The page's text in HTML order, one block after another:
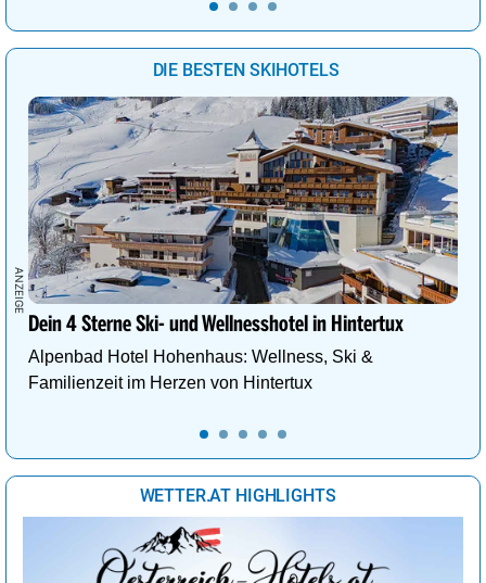
DIE BESTEN SKIHOTELS
Dein 4 Sterne Ski- und Wellnesshotel in Hintertux
Alpenbad Hotel Hohenhaus: Wellness, Ski &
Familienzeit im Herzen von Hintertux
WETTER.AT HIGHLIGHTS